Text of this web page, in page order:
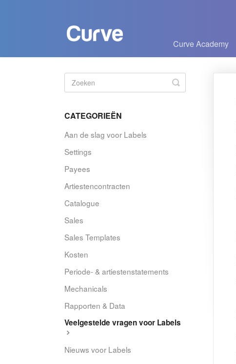
Curve Academy
Zoeken
in-/uitschakelen
CATEGORIEËN
Aan de slag voor Labels
Settings
Payees
Artiestencontracten
Catalogue
Sales
Sales Templates
Kosten
Periode- & artiestenstatements
Mechanicals
Rapporten & Data
Veelgestelde vragen voor Labels
Nieuws voor Labels